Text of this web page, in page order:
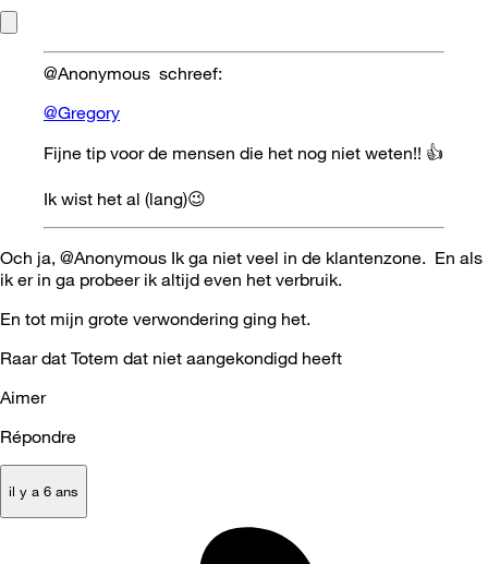
@Anonymous schreef:
@Gregory
Fijne tip voor de mensen die het nog niet weten!! 👍
Ik wist het al (lang)😉
Och ja, @Anonymous Ik ga niet veel in de klantenzone. En als
ik er in ga probeer ik altijd even het verbruik.
En tot mijn grote verwondering ging het.
Raar dat Totem dat niet aangekondigd heeft
Aimer
Répondre
il y a 6 ans